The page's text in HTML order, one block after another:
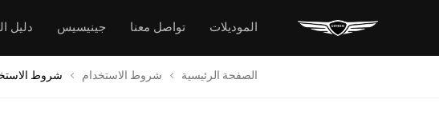
الموديلات تواصل معنا جينيسيس دليل
الصفحة الرئيسية شروط الاستخدام شروط